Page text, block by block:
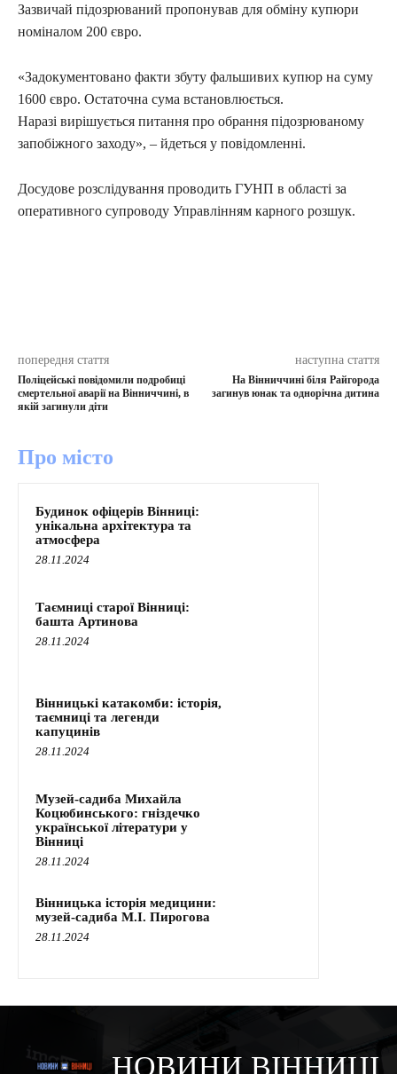
Зазвичай підозрюваний пропонував для обміну купюри
номіналом 200 євро.
«Задокументовано факти збуту фальшивих купюр на суму
1600 євро. Остаточна сума встановлюється.
Наразі вирішується питання про обрання підозрюваному
запобіжного заходу», – йдеться у повідомленні.
Досудове розслідування проводить ГУНП в області за
оперативного супроводу Управлінням карного розшук.
попередня стаття
Поліцейські повідомили подробиці
смертельної аварії на Вінниччині, в
якій загинули діти
наступна стаття
На Вінниччині біля Райгорода
загинув юнак та однорічна дитина
Про місто
Будинок офіцерів Вінниці:
унікальна архітектура та
атмосфера
28.11.2024
Таємниці старої Вінниці:
башта Артинова
28.11.2024
Вінницькі катакомби: історія,
таємниці та легенди
капуцинів
28.11.2024
Музей-садиба Михайла
Коцюбинського: гніздечко
української літератури у
Вінниці
28.11.2024
Вінницька історія медицини:
музей-садиба М.І. Пирогова
28.11.2024
НОВИНИ ВІННИЦІ